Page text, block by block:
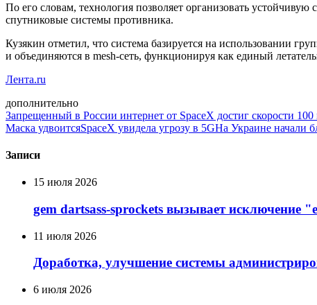
По его словам, технология позволяет организовать
спутниковые системы противника.
Кузякин отметил, что система базируется на использовании
и объединяются в mesh-сеть, функционируя как единый
Лента.ru
дополнительно
Запрещенный в России интернет от SpaceX достиг скорости 100
Маска удвоитсяSpaceX увидела угрозу в 5GНа Украине начали
Записи
15 июля 2026
gem dartsass-sprockets вызывает исключение
11 июля 2026
Доработка, улучшение системы
6 июля 2026